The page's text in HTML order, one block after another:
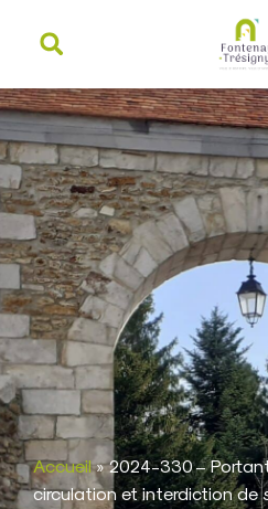
principal
Accueil»2024-330 –
circulation et interdiction de